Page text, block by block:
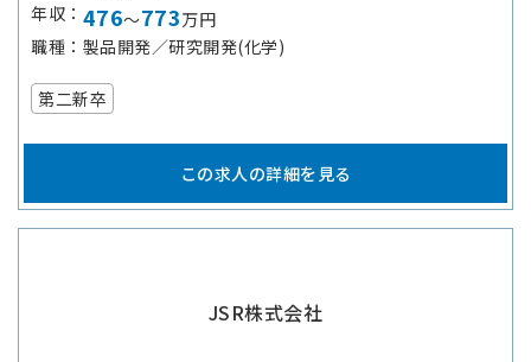
年収
476～773万円
職種
製品開発／研究開発(化学)
第二新卒
この求人の詳細を見る
JSR株式会社